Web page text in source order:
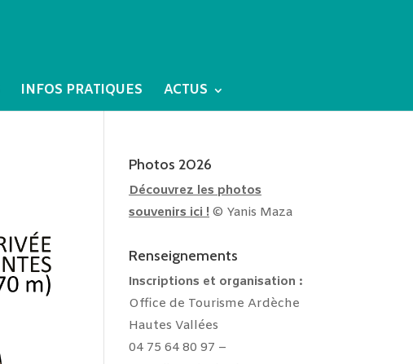
INFOS PRATIQUES ACTUS
Photos 2026
Découvrez les photos
souvenirs ici !© Yanis Maza
Renseignements
Inscriptions et organisation :
Office de Tourisme Ardèche
Hautes Vallées
04 75 64 80 97 –